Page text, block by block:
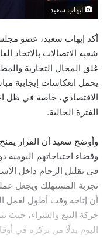
ايهاب سعيد
أكد إيهاب سعيد، عضو
شعبة الاتصالات بالاتحاد
يحمل انعكاسات إيجابية
الاقتصادي، خاصة في ظل
الفترة الحالية.
وأوضح سعيد أن القرار
وقضاء احتياجاتهم
في تقليل الزحام داخل
تجربة المستهلك ويجعل
أن إتاحة وقت أطول
حركة البيع والشراء، حيث
اليوم بدلًا من تركزه في